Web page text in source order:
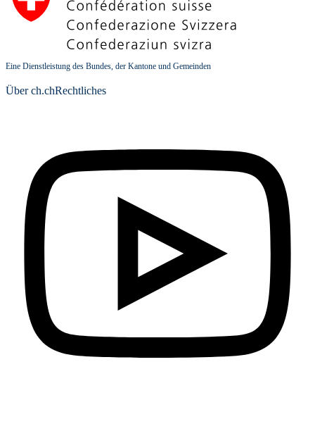
Eine Dienstleistung des Bundes, der Kantone und Gemeinden
Über ch.chRechtliches